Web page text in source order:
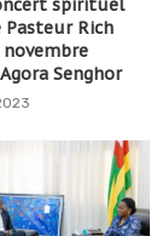
spirituel
Rich
novembre
Senghor